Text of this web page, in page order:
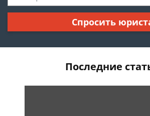
Спросить
Последние